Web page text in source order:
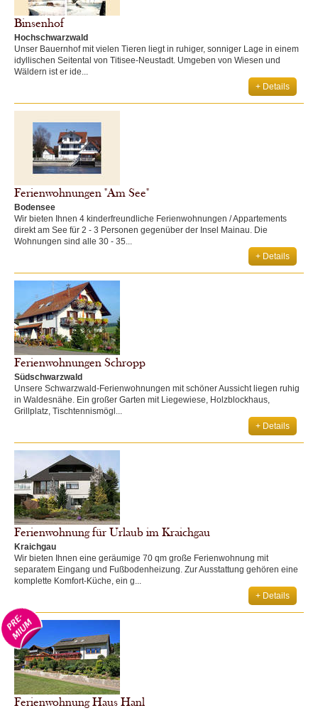
Binsenhof
Hochschwarzwald
Unser Bauernhof mit vielen Tieren liegt in ruhiger, sonniger Lage in einem
idyllischen Seitental von Titisee-Neustadt. Umgeben von Wiesen und
Wäldern ist er ide...
+ Details
Ferienwohnungen "Am See"
Bodensee
Wir bieten Ihnen 4 kinderfreundliche Ferienwohnungen / Appartements
direkt am See für 2 - 3 Personen gegenüber der Insel Mainau. Die
Wohnungen sind alle 30 - 35...
+ Details
Ferienwohnungen Schropp
Südschwarzwald
Unsere Schwarzwald-Ferienwohnungen mit schöner Aussicht liegen ruhig
in Waldesnähe. Ein großer Garten mit Liegewiese, Holzblockhaus,
Grillplatz, Tischtennismögl...
+ Details
Ferienwohnung für Urlaub im Kraichgau
Kraichgau
Wir bieten Ihnen eine geräumige 70 qm große Ferienwohnung mit
separatem Eingang und Fußbodenheizung. Zur Ausstattung gehören eine
komplette Komfort-Küche, ein g...
+ Details
Ferienwohnung Haus Hanl